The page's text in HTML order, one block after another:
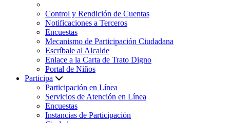
Control y Rendición de Cuentas
Notificaciones a Terceros
Encuestas
Mecanismo de Participación Ciudadana
Escríbale al Alcalde
Enlace a la Carta de Trato Digno
Portal de Niños
Participa
Participación en Línea
Servicios de Atención en Línea
Encuestas
Instancias de Participación